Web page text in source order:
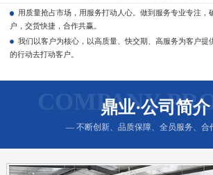
用质量抢占市场，用服务打动人心。做到服务专业专注，
户，交货快捷，合作共赢。
我们以客户为核心，以高质量、快交期、高服务为客户提
的行动去打动客户。
COMPANY
鼎业·公司简介
— 不断创新、品质保障、全员服务、